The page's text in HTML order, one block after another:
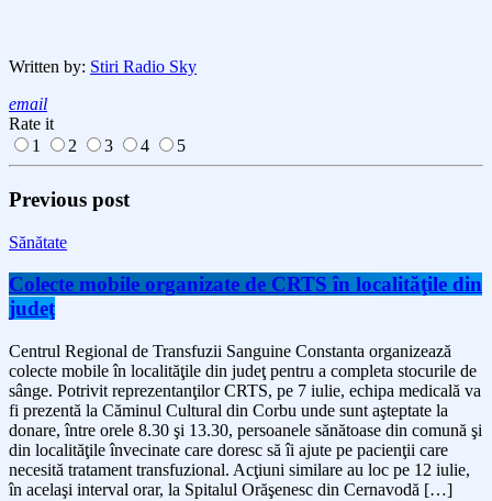
Written by: Stiri Radio Sky
email
Rate it
1
2 3 4 5
Previous post
Sănătate
Colecte mobile organizate de CRTS în localităţile din
judeţ
Centrul Regional de Transfuzii Sanguine Constanta organizează
colecte mobile în localităţile din judeţ pentru a completa stocurile de
sânge. Potrivit reprezentanţilor CRTS, pe 7 iulie, echipa medicală va
fi prezentă la Căminul Cultural din Corbu unde sunt aşteptate la
donare, între orele 8.30 şi 13.30, persoanele sănătoase din comună şi
din localităţile învecinate care doresc să îi ajute pe pacienţii care
necesită tratament transfuzional. Acţiuni similare au loc pe 12 iulie,
în acelaşi interval orar, la Spitalul Orăşenesc din Cernavodă […]